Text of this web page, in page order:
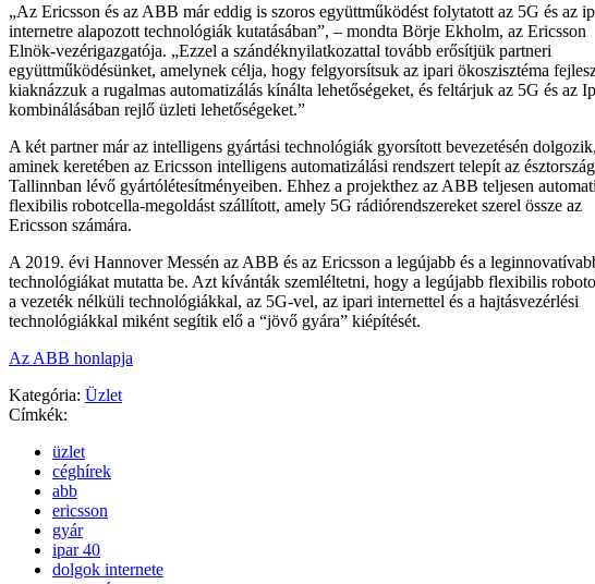
„Az Ericsson és az ABB már eddig is szoros együttműködést folytatott az 5G és az
internetre alapozott technológiák kutatásában”, – mondta Börje Ekholm, az Ericsson
Elnök-vezérigazgatója. „Ezzel a szándéknyilatkozattal tovább erősítjük partneri
együttműködésünket, amelynek célja, hogy felgyorsítsuk az ipari ökoszisztéma
kiaknázzuk a rugalmas automatizálás kínálta lehetőségeket, és feltárjuk az 5G és az
kombinálásában rejlő üzleti lehetőségeket.”
A két partner már az intelligens gyártási technológiák gyorsított bevezetésén dolgozik,
aminek keretében az Ericsson intelligens automatizálási rendszert telepít az
Tallinnban lévő gyártólétesítményeiben. Ehhez a projekthez az ABB teljesen
flexibilis robotcella-megoldást szállított, amely 5G rádiórendszereket szerel össze az
Ericsson számára.
A 2019. évi Hannover Messén az ABB és az Ericsson a legújabb és a
technológiákat mutatta be. Azt kívánták szemléltetni, hogy a legújabb flexibilis
a vezeték nélküli technológiákkal, az 5G-vel, az ipari internettel és a hajtásvezérlési
technológiákkal miként segítik elő a “jövő gyára” kiépítését.
Az ABB honlapja
Kategória: Üzlet
Címkék:
üzlet
céghírek
abb
ericsson
gyár
ipar 40
dolgok internete